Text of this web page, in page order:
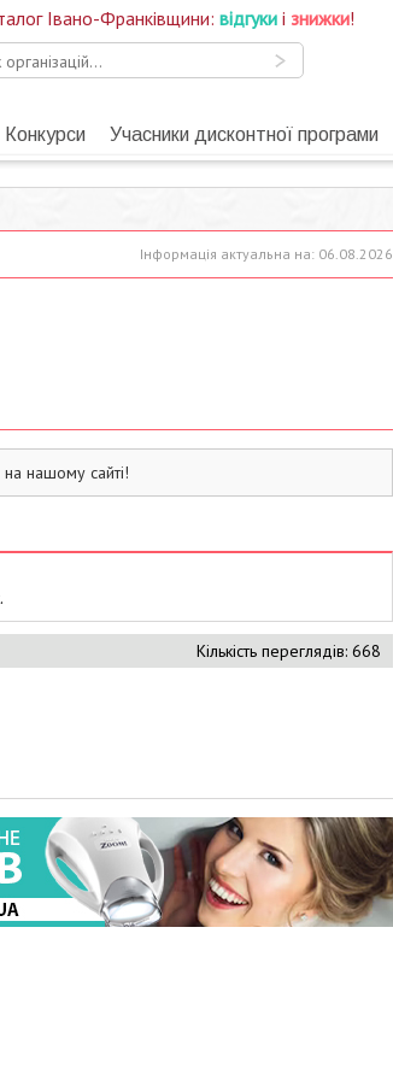
Івано-Франківщини: відгукиі знижки!
Конкурси Учасники дисконтної програми
Інформація актуальна на: 06.08.2026
нашому сайті!
Кількість переглядів: 668